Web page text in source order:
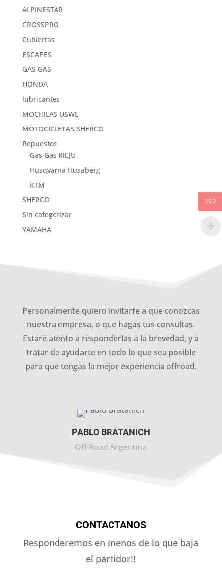
ALPINESTAR
CROSSPRO
Cubiertas
ESCAPES
GAS GAS
HONDA
lubricantes
MOCHILAS USWE
MOTOCICLETAS SHERCO
Repuestos
Gas Gas RIEJU
Husqvarna Husaberg
KTM
SHERCO
Sin categorizar
YAMAHA
Personalmente quiero invitarte a que conozcas
nuestra empresa, o que hagas tus consultas.
Estaré atento a responderlas a la brevedad, y a
tratar de ayudarte en todo lo que sea posible
para que tengas la mejor experiencia offroad.
PABLO BRATANICH
Off Road Argentina
CONTACTANOS
Responderemos en menos de lo que baja
el partidor!!
USD